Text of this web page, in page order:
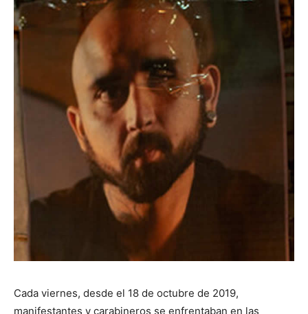
Cada viernes, desde el 18 de octubre de 2019,
manifestantes y carabineros se enfrentaban en las